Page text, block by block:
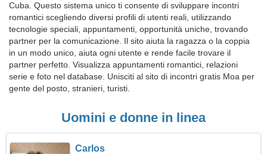
Cuba. Questo sistema unico ti consente di sviluppare incontri
romantici scegliendo diversi profili di utenti reali, utilizzando
tecnologie speciali, appuntamenti, opportunità uniche, trovando
partner per la comunicazione. Il sito aiuta la ragazza o la coppia
in un modo unico, aiuta ogni utente e rende facile trovare il
partner perfetto. Visualizza appuntamenti romantici, relazioni
serie e foto nel database. Unisciti al sito di incontri gratis Moa per
gente del posto, stranieri, turisti.
Uomini e donne in linea
Carlos